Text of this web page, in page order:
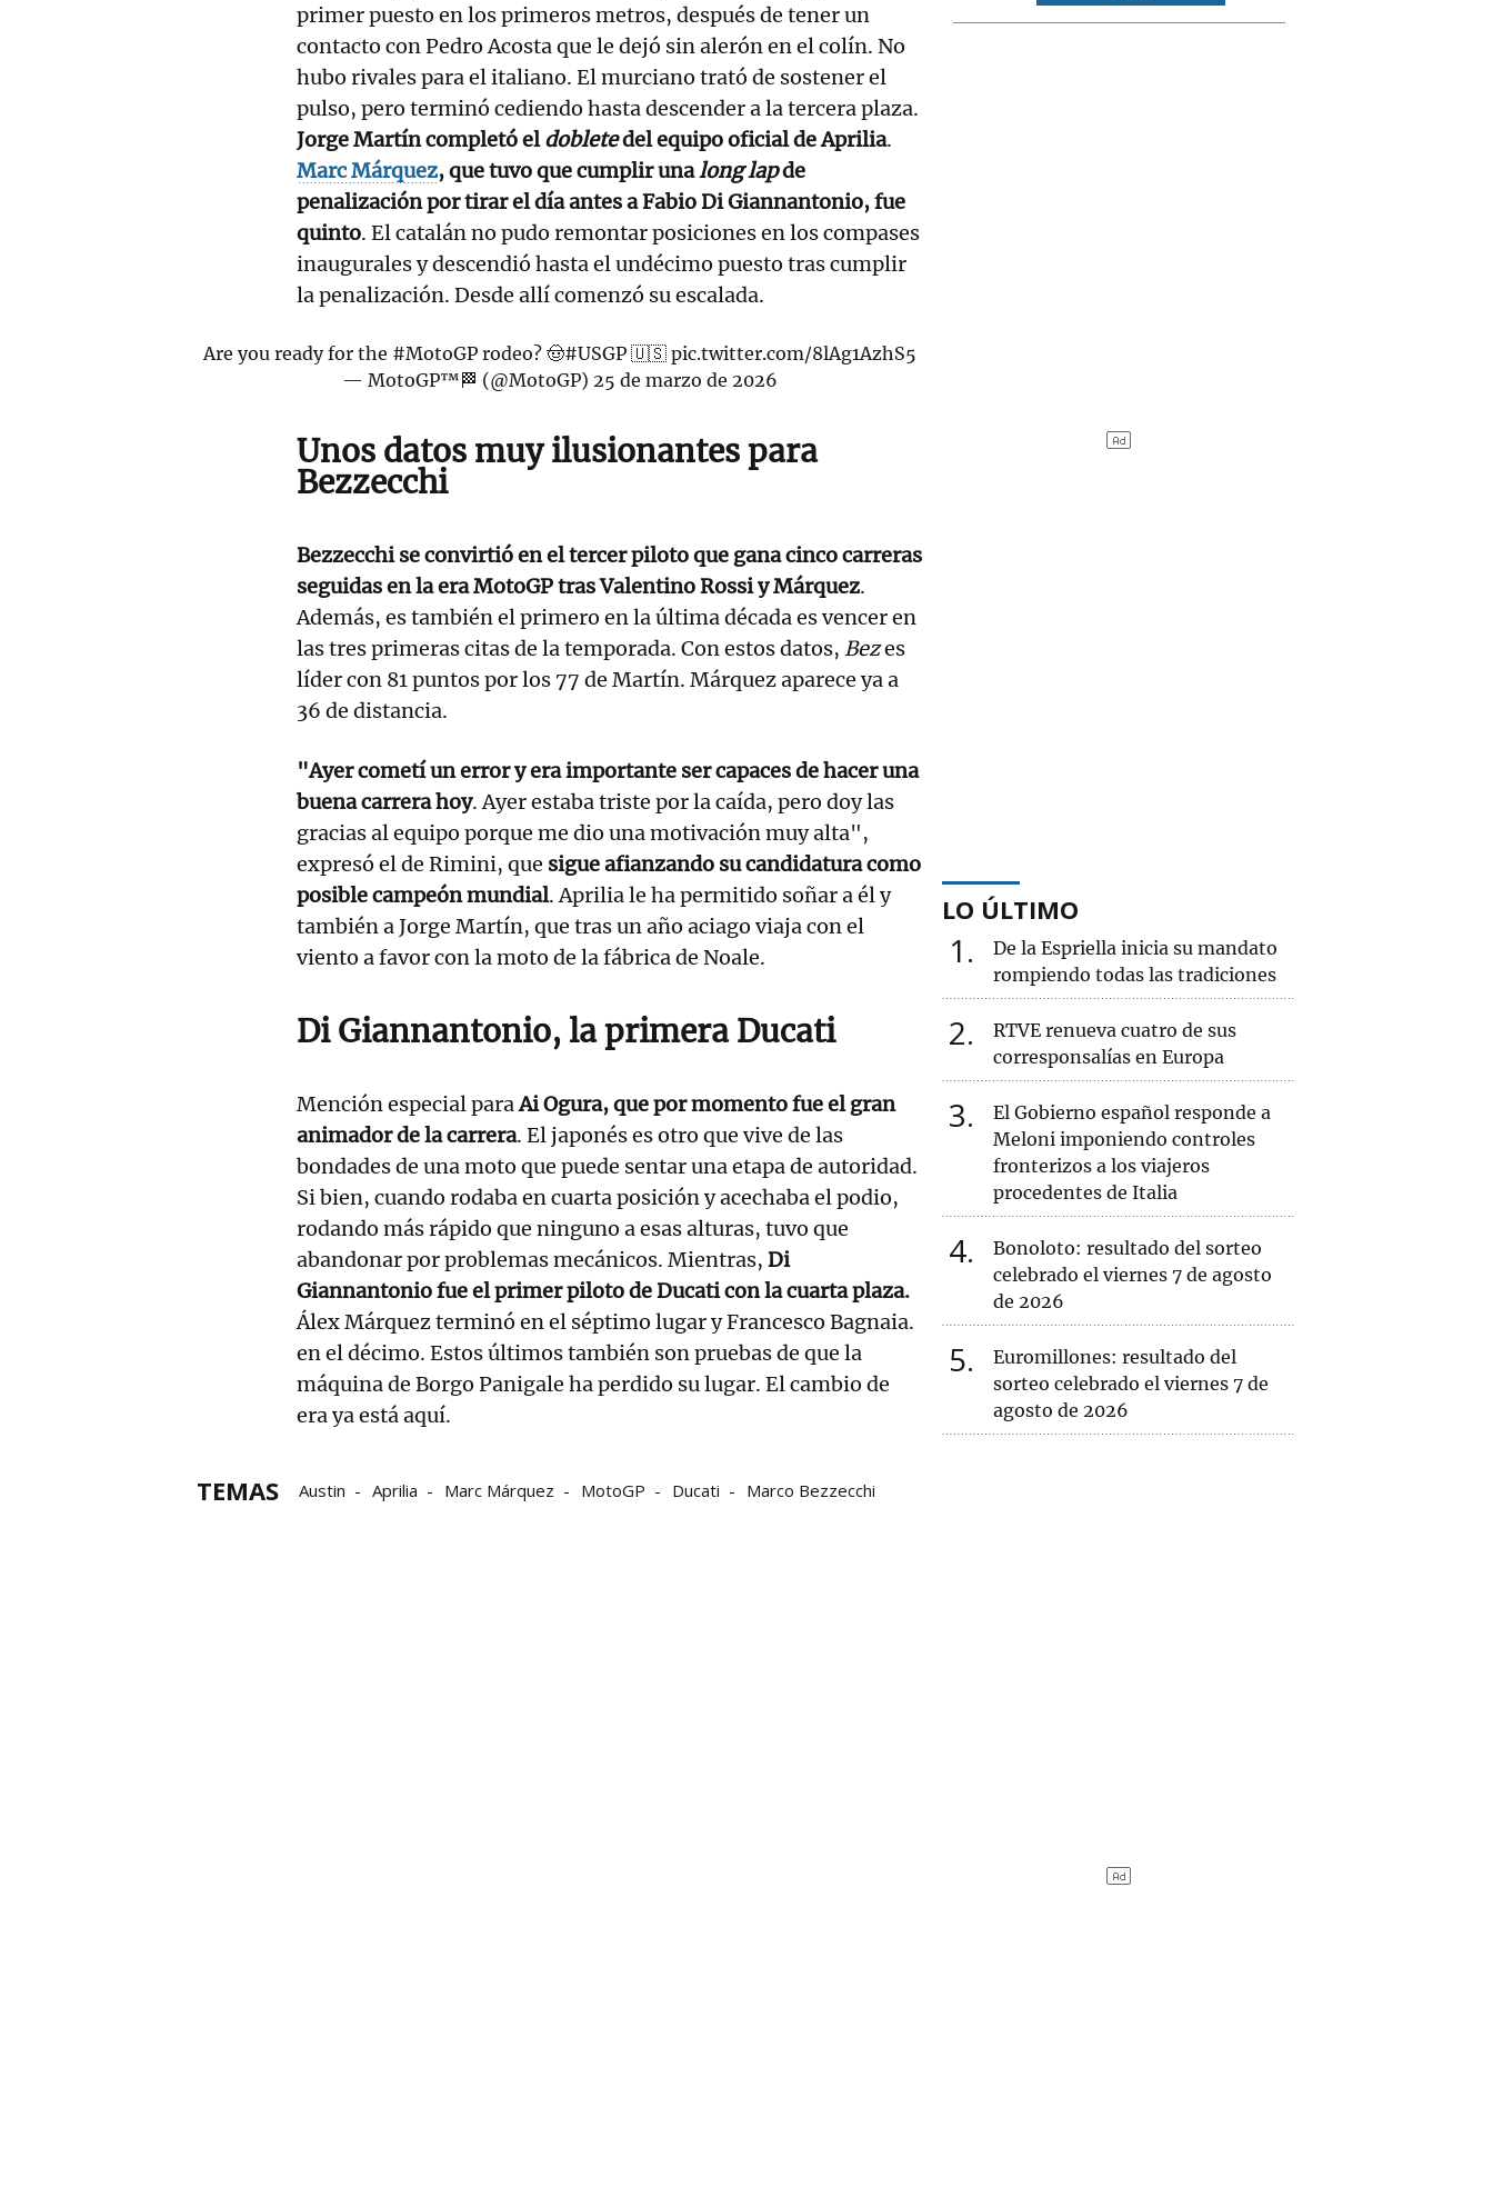
primer puesto en los primeros metros, después de tener un
contacto con Pedro Acosta que le dejó sin alerón en el colín. No
hubo rivales para el italiano. El murciano trató de sostener el
pulso, pero terminó cediendo hasta descender a la tercera plaza.
Jorge Martín completó eldobletedel equipo oficial de Aprilia.
Marc Márquez, que tuvo que cumplir unalong lapde
penalización por tirar el día antes a Fabio Di Giannantonio, fue
quinto. El catalán no pudo remontar posiciones en los compases
inaugurales y descendió hasta el undécimo puesto tras cumplir
la penalización. Desde allí comenzó su escalada.
Are you ready for the #MotoGP rodeo? 🤠#USGP 🇺🇸pic.twitter.com/8lAg1AzhS5
— MotoGP™🏁 (@MotoGP) 25 de marzo de 2026
Unos datos muy ilusionantes para
Bezzecchi
Bezzecchi se convirtió en el tercer piloto que gana cinco carreras
seguidas en la era MotoGP tras Valentino Rossi y Márquez.
Además, es también el primero en la última década es vencer en
las tres primeras citas de la temporada. Con estos datos, Bezes
líder con 81 puntos por los 77 de Martín. Márquez aparece ya a
36 de distancia.
"Ayer cometí un error y era importante ser capaces de hacer una
buena carrera hoy. Ayer estaba triste por la caída, pero doy las
gracias al equipo porque me dio una motivación muy alta",
expresó el de Rimini, que sigue afianzando su candidatura como
posible campeón mundial. Aprilia le ha permitido soñar a él y
también a Jorge Martín, que tras un año aciago viaja con el
viento a favor con la moto de la fábrica de Noale.
Di Giannantonio, la primera Ducati
Mención especial paraAi Ogura, que por momento fue el gran
animador de la carrera. El japonés es otro que vive de las
bondades de una moto que puede sentar una etapa de autoridad.
Si bien, cuando rodaba en cuarta posición y acechaba el podio,
rodando más rápido que ninguno a esas alturas, tuvo que
abandonar por problemas mecánicos. Mientras, Di
Giannantonio fue el primer piloto de Ducati con la cuarta plaza.
Álex Márquez terminó en el séptimo lugar y Francesco Bagnaia.
en el décimo. Estos últimos también son pruebas de que la
máquina de Borgo Panigale ha perdido su lugar. El cambio de
era ya está aquí.
TEMAS Austin Aprilia Marc Márquez MotoGP Ducati Marco Bezzecchi
LO ÚLTIMO
1
De la Espriella inicia su mandato
rompiendo todas las tradiciones
2
RTVE renueva cuatro de sus
corresponsalías en Europa
3
El Gobierno español responde a
Meloni imponiendo controles
fronterizos a los viajeros
procedentes de Italia
4
Bonoloto: resultado del sorteo
celebrado el viernes 7 de agosto
de 2026
5
Euromillones: resultado del
sorteo celebrado el viernes 7 de
agosto de 2026